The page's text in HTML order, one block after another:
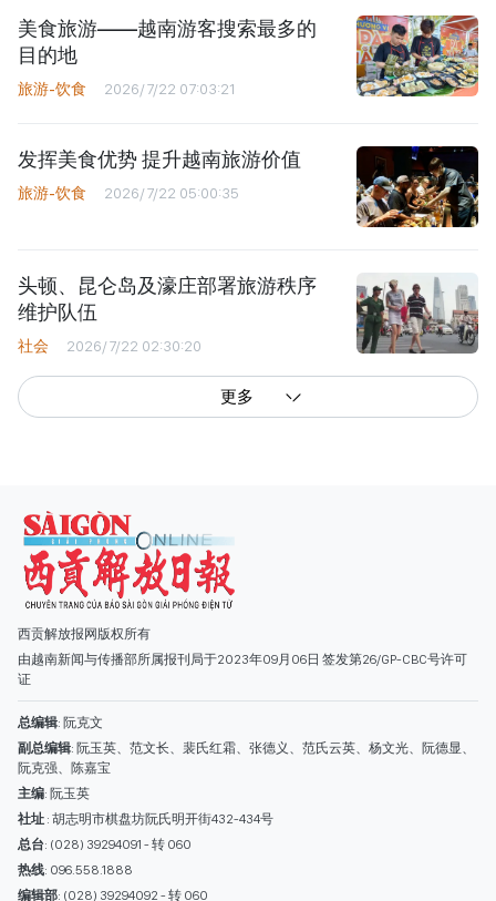
美食旅游——越南游客搜索最多的
目的地
旅游-饮食 2026/7/22 07:03:21
发挥美食优势 提升越南旅游价值
旅游-饮食 2026/7/22 05:00:35
头顿、昆仑岛及濠庄部署旅游秩序
维护队伍
社会 2026/7/22 02:30:20
更多
西贡解放报网版权所有
由越南新闻与传播部所属报刊局于2023年09月06日 签发第26/GP-CBC号许可